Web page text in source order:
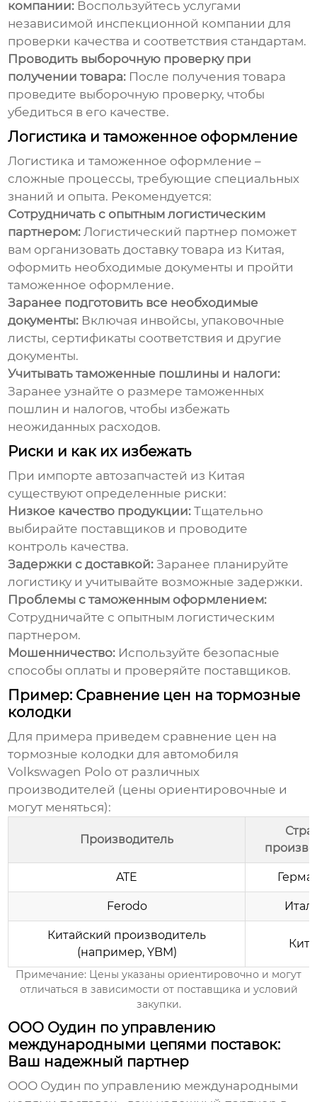
компании: Воспользуйтесь услугами
независимой инспекционной компании для
проверки качества и соответствия стандартам.
Проводить выборочную проверку при
получении товара: После получения товара
проведите выборочную проверку, чтобы
убедиться в его качестве.
Логистика и таможенное оформление
Логистика и таможенное оформление –
сложные процессы, требующие специальных
знаний и опыта. Рекомендуется:
Сотрудничать с опытным логистическим
партнером: Логистический партнер поможет
вам организовать доставку товара из Китая,
оформить необходимые документы и пройти
таможенное оформление.
Заранее подготовить все необходимые
документы: Включая инвойсы, упаковочные
листы, сертификаты соответствия и другие
документы.
Учитывать таможенные пошлины и налоги:
Заранее узнайте о размере таможенных
пошлин и налогов, чтобы избежать
неожиданных расходов.
Риски и как их избежать
При импорте автозапчастей из Китая
существуют определенные риски:
Низкое качество продукции: Тщательно
выбирайте поставщиков и проводите
контроль качества.
Задержки с доставкой: Заранее планируйте
логистику и учитывайте возможные задержки.
Проблемы с таможенным оформлением:
Сотрудничайте с опытным логистическим
партнером.
Мошенничество: Используйте безопасные
способы оплаты и проверяйте поставщиков.
Пример: Сравнение цен на тормозные
колодки
Для примера приведем сравнение цен на
тормозные колодки для автомобиля
Volkswagen Polo от различных
производителей (цены ориентировочные и
могут меняться):
Производитель
ATE
Ferodo
Китайский производитель
(например, YBM)
Примечание: Цены указаны ориентировочно и могут
отличаться в зависимости от поставщика и условий
закупки.
ООО Оудин по управлению
международными цепями поставок:
Ваш надежный партнер
ООО Оудин по управлению международными